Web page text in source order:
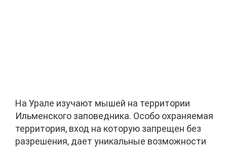
На Урале изучают мышей на территории
Ильменского заповедника. Особо охраняемая
территория, вход на которую запрещен без
разрешения, дает уникальные возможности